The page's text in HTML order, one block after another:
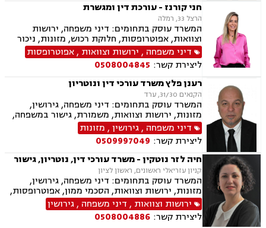
חני קורנז - עורכת דין ומגשרת
הרצל 33, רמלה
המשרד עוסק בתחומים: דיני משפחה, ירושות
וצוואות, אפוטרופסות, חלוקת רכוש, מזונות, ניכור
הורי, אלימות במשפחה, גירושין, גישור במשפחה,
הסכמי ממון, ידועים בציבור, מעמד אישי, הורות
משותפת, זמני שהות, חוק הנוער, חטיפת ילדים,
ייפוי כוח מתמשך, אחריות הורית
דיני משפחה , ירושות וצוואות ,אפוטרופסות
ליצירת קשר: 0508004845
רענן פלץ משרד עורכי דין ונוטריון
הקנאים 31/30, ערד
המשרד עוסק בתחומים: דיני משפחה, גירושין,
מזונות, ירושות וצוואות, משמורת, גישור במשפחה,
חלוקת רכוש, ידועים בציבור, מעמד אישי, אלימות
במשפחה, נזיקין, נזקי גוף, נזקי רכוש, תאונות דרכים,
תאונות עבודה, תאונות עקב רשלנות, דיני עבודה,
נוטריון.
דיני משפחה ,גירושין, מזונות
ליצירת קשר: 0509997049
חיה לזר נוטקין - משרד עורכי דין, נוטריון, גישור
קניון עזריאלי ראשונים, ראשון לציון
המשרד עוסק בתחומים: דיני משפחה, גירושין,
מזונות, ירושות וצוואות, הסכמי ממון, אפוטרופסות,
גישור במשפחה, ניכור הורי, הורות חד מינית, העברה
בין דורית, בן ממשיך, נוטריון, חלוקת רכוש , ידועים
בציבור, נישואים אזרחיים
ירושות וצוואות , דיני משפחה ,גירושין
ליצירת קשר: 0508004886